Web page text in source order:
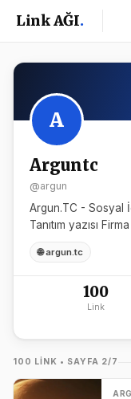
Link AĞI.
A
Arguntc
@argun
Argun.TC - Sosyal
Tanıtım yazısı
🌐 argun.tc
100
Link
100 LINK • SAYFA 2/7